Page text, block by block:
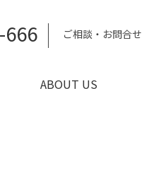
666 ご相談・お問合せ
ABOUT US